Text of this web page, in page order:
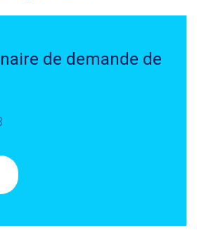
de demande de